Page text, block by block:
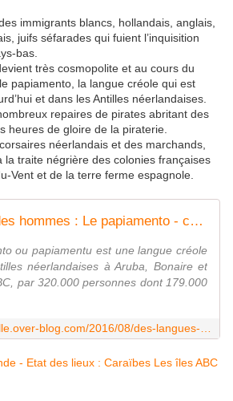
immigrants blancs, hollandais, anglais,
juifs séfarades qui fuient l’inquisition
bas.
très cosmopolite et au cours du
papiamento, la langue créole qui est
et dans les Antilles néerlandaises.
repaires de pirates abritant des
heures de gloire de la piraterie.
néerlandais et des marchands,
la traite négrière des colonies françaises
Vent et de la terre ferme espagnole.
Des langues et des hommes : Le papiamento - coco Magnanville
ou papiamentu est une langue créole
néerlandaises à Aruba, Bonaire et
par 320.000 personnes dont 179.000